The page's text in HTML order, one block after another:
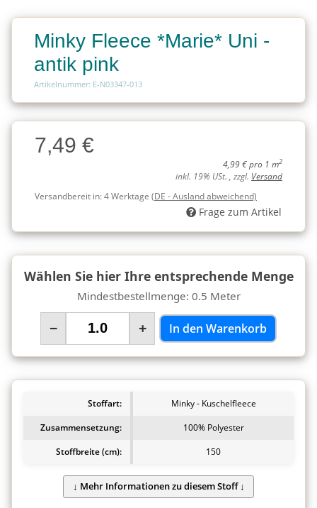
Minky Fleece *Marie* Uni -
antik pink
Artikelnummer: E-N03347-013
Charge
Charge7,49 €
4,99 € pro 1 m2
inkl. 19% USt. , zzgl. Versand
Versandbereit in:4 Werktage (DE - Ausland abweichend)
Frage zum Artikel
Wählen Sie hier Ihre entsprechende Menge
Mindestbestellmenge: 0.5 Meter
− + In den Warenkorb
Stoffart:
Minky - Kuschelfleece
Zusammensetzung:
100% Polyester
Stoffbreite (cm):
150